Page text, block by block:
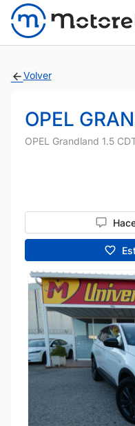
Volver
OPEL
OPEL Grandland 1.5